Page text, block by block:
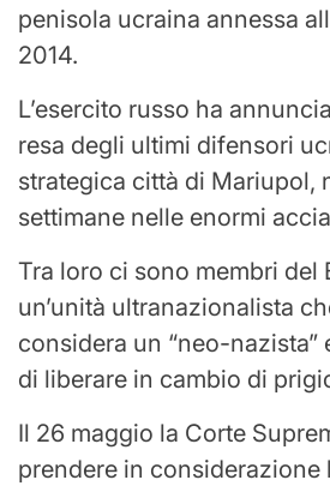
penisola ucraina annessa
2014.
L’esercito russo ha
resa degli ultimi difensori
strategica città di Mariupol,
settimane nelle enormi
Tra loro ci sono membri del
un’unità ultranazionalista
considera un “neo-nazista”
di liberare in cambio di
Il 26 maggio la Corte
prendere in considerazione